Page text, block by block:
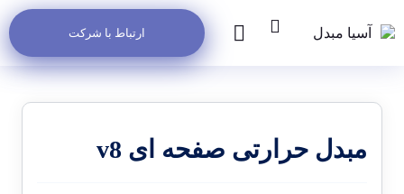
ارتباط با شرکت
مبدل حرارتی صفحه ای v8